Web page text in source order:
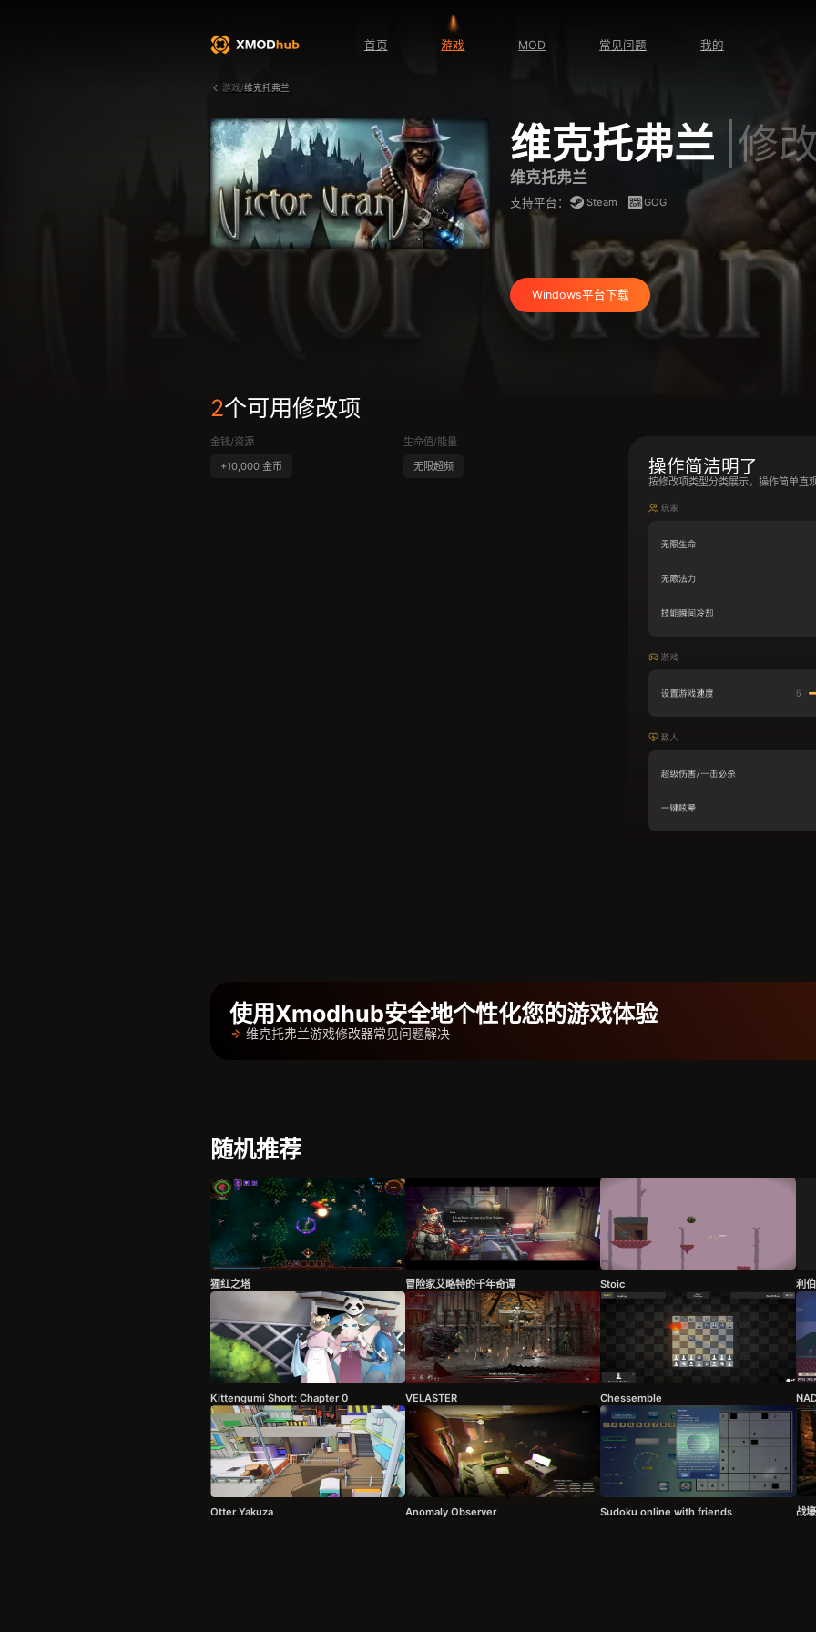
首页 游戏 MOD 常见问题 我的
游戏/维克托弗兰
维克托弗兰 |修
维克托弗兰
支持平台： Steam GOG
Windows平台下载
2个可用修改项
金钱/资源
+10,000 金币
生命值/能量
无限超频
操作简洁明了
按修改项类型分类展示，操作简单直
使用Xmodhub安全地个性化您的游戏体验
维克托弗兰游戏修改器常见问题解决
随机推荐
猩红之塔 冒险家艾略特的千年奇谭 Stoic 利
Kittengumi Short: Chapter 0 VELASTER Chessemble
Otter Yakuza Anomaly Observer Sudoku online with friends 战